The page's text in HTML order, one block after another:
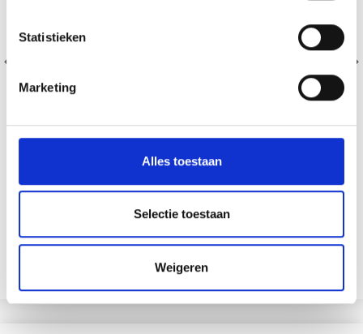
Statistieken
Marketing
Alles toestaan
Selectie toestaan
Weigeren
BOUTON EN ÉTAIN 16,5 MM AVEC OEIL FLEUR